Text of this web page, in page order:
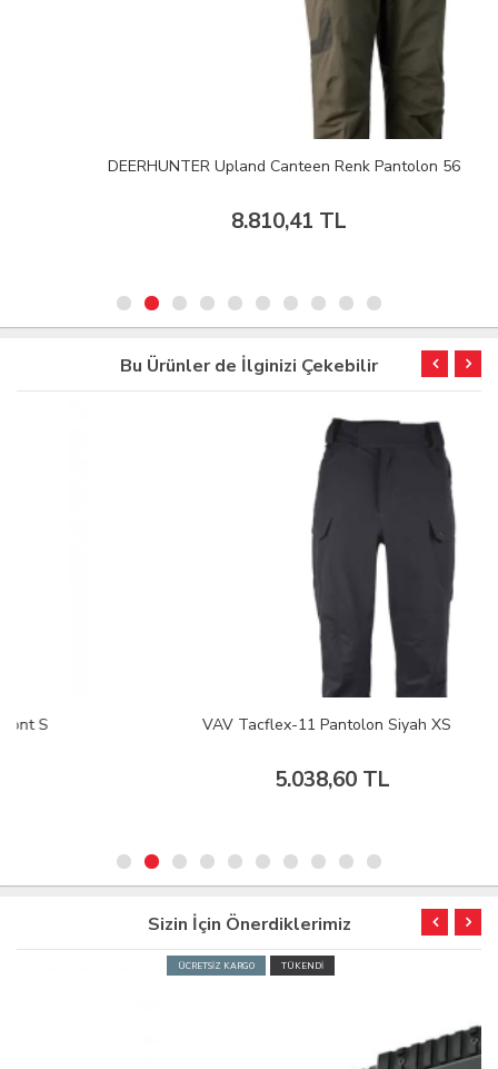
DEERHUNTER Upland Canteen Renk Pantolon 56
8.810,41 TL
Bu Ürünler de İlginizi Çekebilir
VAV Tacflex-11 Pantolon Siyah XS
5.038,60 TL
Sizin İçin Önerdiklerimiz